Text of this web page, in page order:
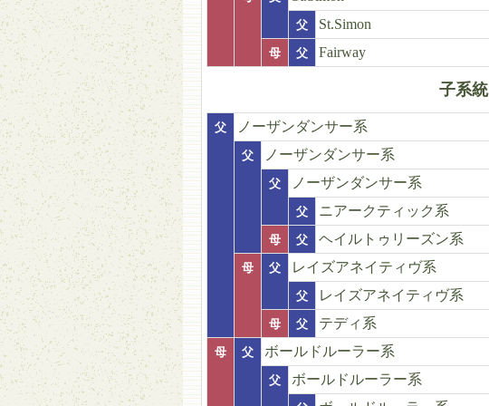
父 St.Simon
母 父 Fairway
子系統
父 ノーザンダンサー系
父 ノーザンダンサー系
父 ノーザンダンサー系
父 ニアークティック系
母 父 ヘイルトゥリーズン系
母 父 レイズアネイティヴ系
父 レイズアネイティヴ系
母 父 テディ系
母 父 ボールドルーラー系
父 ボールドルーラー系